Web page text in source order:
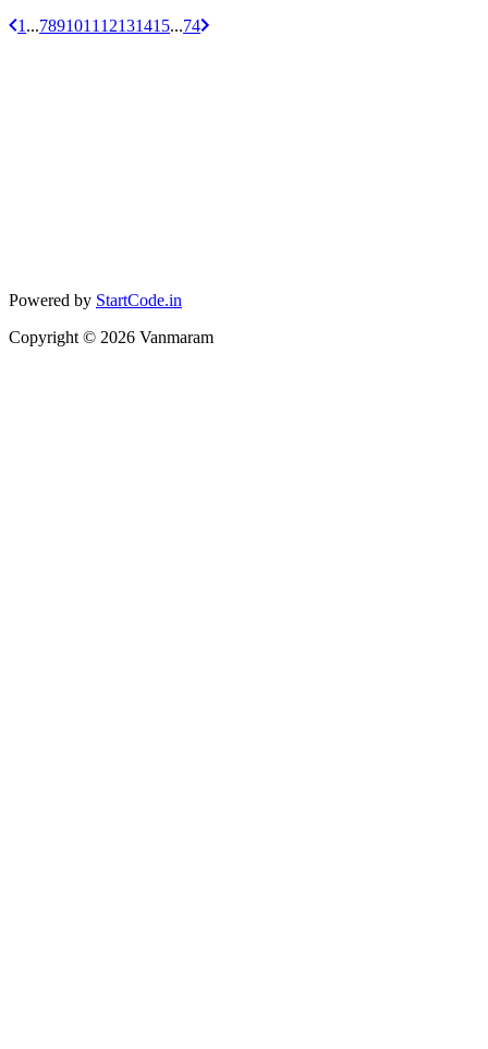
1 ...7891011 12131415...74
Powered by StartCode.in
Copyright © 2026 Vanmaram